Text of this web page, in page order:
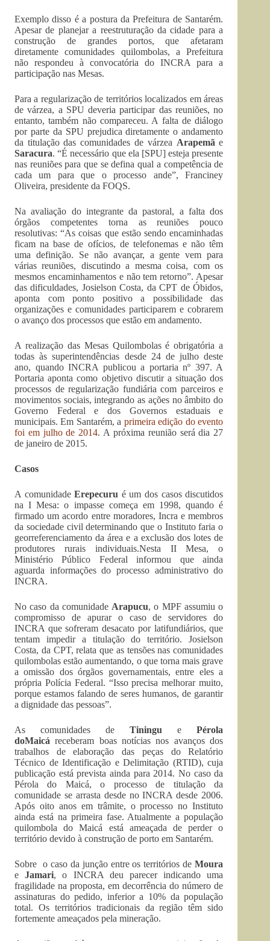
Exemplo disso é a postura da Prefeitura de Santarém.
Apesar de planejar a reestruturação da cidade para a
construção de grandes portos, que afetaram
diretamente comunidades quilombolas, a Prefeitura
não respondeu à convocatória do INCRA para a
participação nas Mesas.
Para a regularização de territórios localizados em áreas
de várzea, a SPU deveria participar das reuniões, no
entanto, também não compareceu. A falta de diálogo
por parte da SPU prejudica diretamente o andamento
da titulação das comunidades de várzea Arapemã e
Saracura. “É necessário que ela [SPU] esteja presente
nas reuniões para que se defina qual a competência de
cada um para que o processo ande”, Franciney
Oliveira, presidente da FOQS.
Na avaliação do integrante da pastoral, a falta dos
órgãos competentes torna as reuniões pouco
resolutivas: “As coisas que estão sendo encaminhadas
ficam na base de ofícios, de telefonemas e não têm
uma definição. Se não avançar, a gente vem para
várias reuniões, discutindo a mesma coisa, com os
mesmos encaminhamentos e não tem retorno”. Apesar
das dificuldades, Josielson Costa, da CPT de Óbidos,
aponta com ponto positivo a possibilidade das
organizações e comunidades participarem e cobrarem
o avanço dos processos que estão em andamento.
A realização das Mesas Quilombolas é obrigatória a
todas às superintendências desde 24 de julho deste
ano, quando INCRA publicou a portaria nº 397. A
Portaria aponta como objetivo discutir a situação dos
processos de regularização fundiária com parceiros e
movimentos sociais, integrando as ações no âmbito do
Governo Federal e dos Governos estaduais e
municipais. Em Santarém, a primeira edição do evento
foi em julho de 2014. A próxima reunião será dia 27
de janeiro de 2015.
Casos
A comunidadeErepecuru é um dos casos discutidos
na I Mesa: o impasse começa em 1998, quando é
firmado um acordo entre moradores, Incra e membros
da sociedade civil determinando que o Instituto faria o
georreferenciamento da área e a exclusão dos lotes de
produtores rurais individuais.Nesta II Mesa, o
Ministério Público Federal informou que ainda
aguarda informações do processo administrativo do
INCRA.
No caso da comunidade Arapucu, o MPF assumiu o
compromisso de apurar o caso de servidores do
INCRA que sofreram desacato por latifundiários, que
tentam impedir a titulação do território. Josielson
Costa, da CPT, relata que as tensões nas comunidades
quilombolas estão aumentando, o que torna mais grave
a omissão dos órgãos governamentais, entre eles a
própria Polícia Federal. “Isso precisa melhorar muito,
porque estamos falando de seres humanos, de garantir
a dignidade das pessoas”.
As comunidades deTiningu ePérola
doMaicáreceberam boas notícias nos avanços dos
trabalhos de elaboração das peças do Relatório
Técnico de Identificação e Delimitação (RTID), cuja
publicação está prevista ainda para 2014. No caso da
Pérola do Maicá, o processo de titulação da
comunidade se arrasta desde no INCRA desde 2006.
Após oito anos em trâmite, o processo no Instituto
ainda está na primeira fase. Atualmente a população
quilombola do Maicá está ameaçada de perder o
território devido à construção de porto em Santarém.
Sobre o caso da junção entre os territórios deMoura
eJamari, o INCRA deu parecer indicando uma
fragilidade na proposta, em decorrência do número de
assinaturas do pedido, inferior a 10% da população
total. Os territórios tradicionais da região têm sido
fortemente ameaçados pela mineração.